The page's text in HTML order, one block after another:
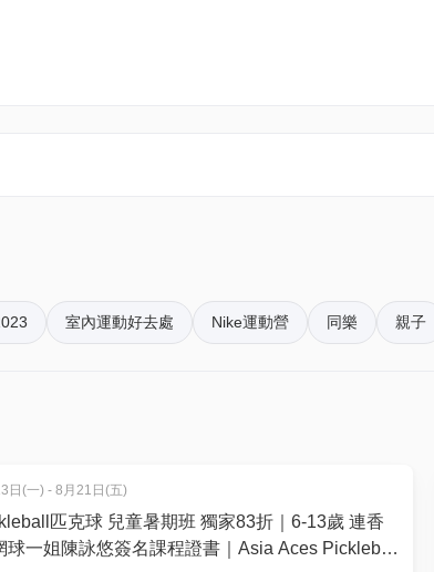
室內運動好去處 Nike運動營 同樂 親子
日(一) - 8月21日(五)
匹克球 兒童暑期班 獨家83折｜6-13歲 連香
球一姐陳詠悠簽名課程證書｜Asia Aces Pickleball